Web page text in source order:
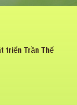
triển Trần Thế